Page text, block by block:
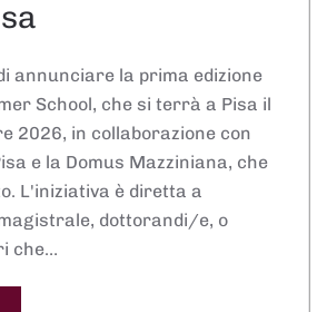
annunciare la prima edizione
School, che si terrà a Pisa il
2026, in collaborazione con
e la Domus Mazziniana, che
L'iniziativa è diretta a
dottorandi/e, o
che…